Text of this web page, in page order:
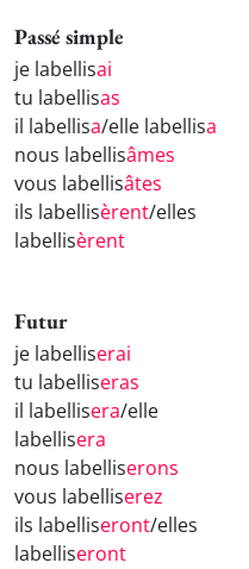
Passé simple
je labellisai
tu labellisas
il labellisa/elle labellisa
nous labellisâmes
vous labellisâtes
ils labellisèrent/elles
labellisèrent
Futur
je labelliserai
tu labelliseras
il labellisera/elle
labellisera
nous labelliserons
vous labelliserez
ils labelliseront/elles
labelliseront